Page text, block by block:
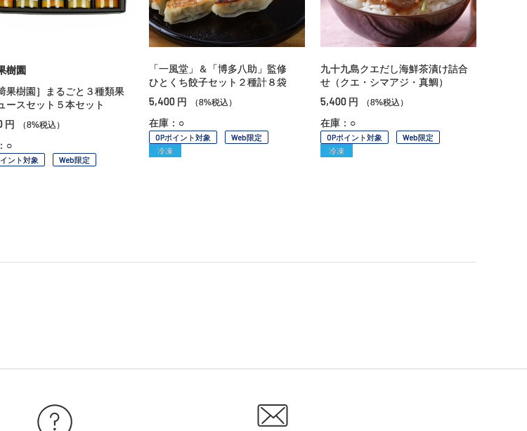
樹園
果樹園］まるごと３種類果
ースセット５本セット
円 （8%税込）
○
ント対象 Web限定
「一風堂」＆「博多八助」監修
ひとくち餃子セット２種計８袋
5,400 円 （8%税込）
在庫：○
OPポイント対象
Web限定
冷凍
九十九島クエだし海鮮茶漬け詰合
せ（クエ・シマアジ・真鯛）
5,400 円 （8%税込）
在庫：○
OPポイント対象
Web限定
冷凍